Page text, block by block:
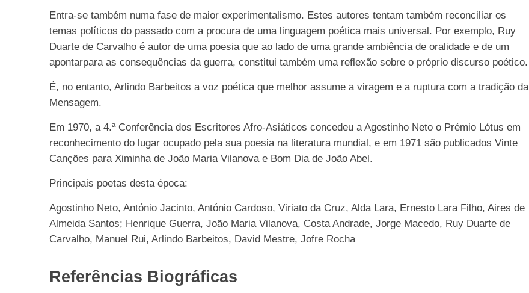
Entra-se também numa fase de maior experimentalismo. Estes autores tentam também reconciliar os
temas políticos do passado com a procura de uma linguagem poética mais universal. Por exemplo, Ruy
Duarte de Carvalho é autor de uma poesia que ao lado de uma grande ambiência de oralidade e de um
apontarpara as consequências da guerra, constitui também uma reflexão sobre o próprio discurso poético.
É, no entanto, Arlindo Barbeitos a voz poética que melhor assume a viragem e a ruptura com a tradição da
Mensagem.
Em 1970, a 4.ª Conferência dos Escritores Afro-Asiáticos concedeu a Agostinho Neto o Prémio Lótus em
reconhecimento do lugar ocupado pela sua poesia na literatura mundial, e em 1971 são publicados Vinte
Canções para Ximinha de João Maria Vilanova e Bom Dia de João Abel.
Principais poetas desta época:
Agostinho Neto, António Jacinto, António Cardoso, Viriato da Cruz, Alda Lara, Ernesto Lara Filho, Aires de
Almeida Santos; Henrique Guerra, João Maria Vilanova, Costa Andrade, Jorge Macedo, Ruy Duarte de
Carvalho, Manuel Rui, Arlindo Barbeitos, David Mestre, Jofre Rocha
Referências Biográficas